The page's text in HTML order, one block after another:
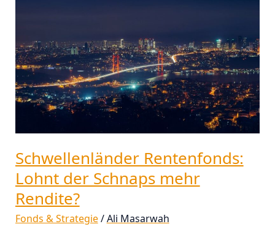
Schwellenländer Rentenfonds:
Lohnt der Schnaps mehr
Rendite?
Fonds & Strategie/Ali Masarwah
Schnaps
mehr
Rendite?